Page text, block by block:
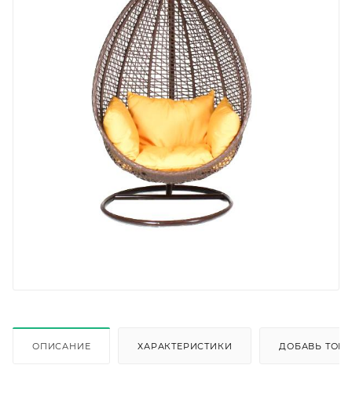
ОПИСАНИЕ ХАРАКТЕРИСТИКИ ДОБАВЬ